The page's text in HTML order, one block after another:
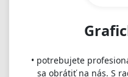
• potrebujete
sa obrátiť na nás. S